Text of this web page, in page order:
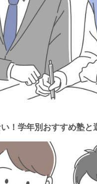
！学年別おすすめ塾と